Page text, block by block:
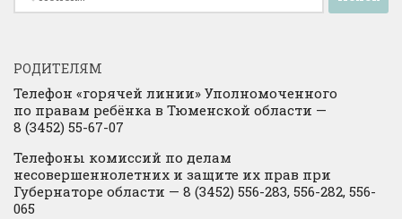
РОДИТЕЛЯМ
Телефон «горячей линии» Уполномоченного
по правам ребёнка в Тюменской области —
8 (3452) 55-67-07
Телефоны комиссий по делам
несовершеннолетних и защите их прав при
Губернаторе области — 8 (3452) 556-283, 556-282, 556-
065